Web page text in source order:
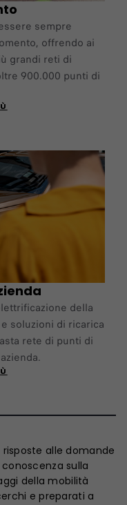
sempre
offrendo ai
grandi reti di
900.000 punti di
della
soluzioni di ricarica
rete di punti di
risposte alle domande
sulla
della mobilità
e preparati a